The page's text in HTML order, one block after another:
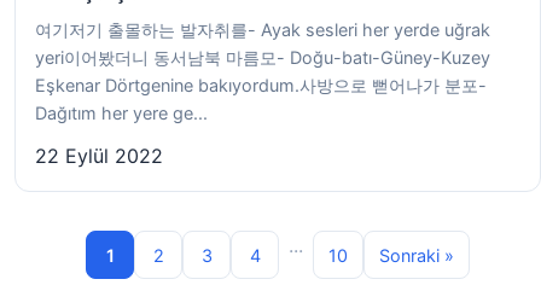
여기저기 출몰하는 발자취를- Ayak sesleri her yerde uğrak
yeri이어봤더니 동서남북 마름모- Doğu-batı-Güney-Kuzey
Eşkenar Dörtgenine bakıyordum.사방으로 뻗어나가 분포-
Dağıtım her yere ge...
22 Eylül 2022
1 2 3 4 ... 10 Sonraki »